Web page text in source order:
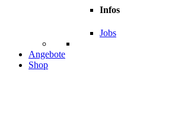
Infos
Jobs
Angebote
Shop